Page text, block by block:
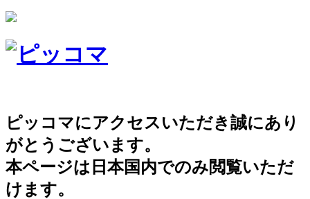
ピッコマにアクセスいただき誠にあり
がとうございます。
本ページは日本国内でのみ閲覧いただ
けます。